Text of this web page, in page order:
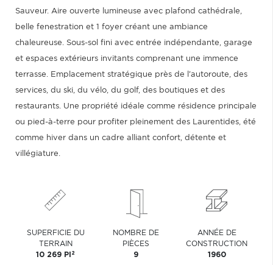
Sauveur. Aire ouverte lumineuse avec plafond cathédrale,
belle fenestration et 1 foyer créant une ambiance
chaleureuse. Sous-sol fini avec entrée indépendante, garage
et espaces extérieurs invitants comprenant une immence
terrasse. Emplacement stratégique près de l'autoroute, des
services, du ski, du vélo, du golf, des boutiques et des
restaurants. Une propriété idéale comme résidence principale
ou pied-à-terre pour profiter pleinement des Laurentides, été
comme hiver dans un cadre alliant confort, détente et
villégiature.
SUPERFICIE DU
TERRAIN
10 269 PI 2
NOMBRE DE
PIÈCES
9
ANNÉE DE
CONSTRUCTION
1960